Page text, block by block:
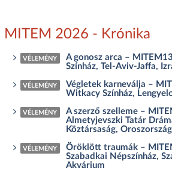
MITEM 2026 - Krónika
VÉLEMÉNY
A gonosz arca –
Színház, Tel-Aviv-Jaffa,
VÉLEMÉNY
Végletek karneválja –
Witkacy Színház,
VÉLEMÉNY
A szerző szelleme –
Almetyjevszki Tatár
Köztársaság,
VÉLEMÉNY
Öröklött traumák –
Szabadkai Népszínház,
Akvárium